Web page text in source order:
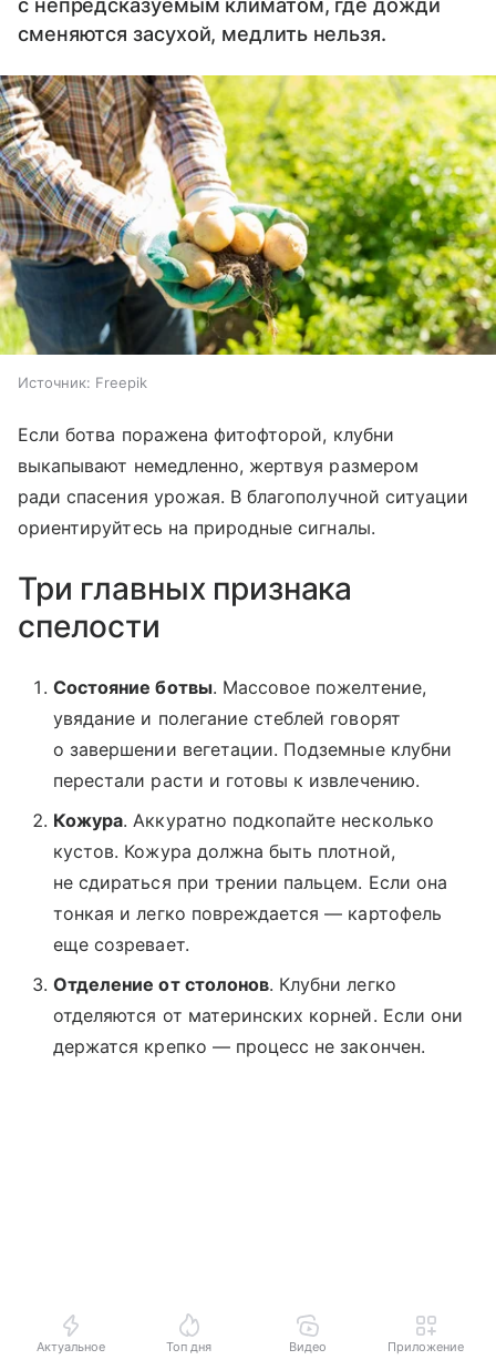
с непредсказуемым климатом, где дожди
сменяются засухой, медлить нельзя.
Источник: Freepik
Если ботва поражена фитофторой, клубни
выкапывают немедленно, жертвуя размером
ради спасения урожая. В благополучной ситуации
ориентируйтесь на природные сигналы.
Три главных признака
спелости
Состояние ботвы. Массовое пожелтение,
увядание и полегание стеблей говорят
о завершении вегетации. Подземные клубни
перестали расти и готовы к извлечению.
Кожура. Аккуратно подкопайте несколько
кустов. Кожура должна быть плотной,
не сдираться при трении пальцем. Если она
тонкая и легко повреждается — картофель
еще созревает.
Отделение от столонов. Клубни легко
отделяются от материнских корней. Если они
держатся крепко — процесс не закончен.
Актуальное Топ дня Видео Приложение